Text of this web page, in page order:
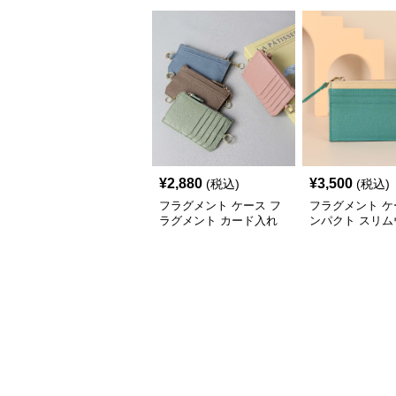
¥2,880 (税込)
フラグメント ケース フ
ラグメント カード入れ
¥3,500 (税込)
フラグメント
ンパクト スリ